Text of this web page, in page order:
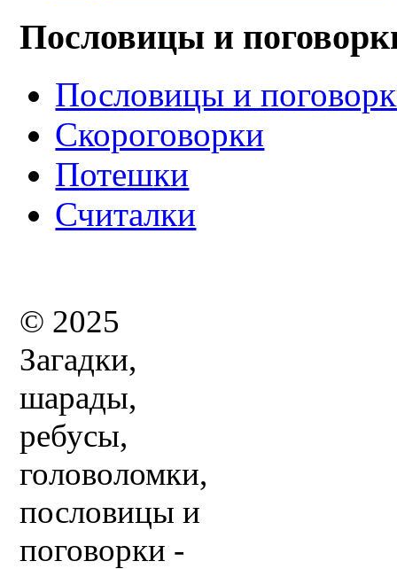
Пословицы и
Пословицы и
Скороговорки
Потешки
Считалки
© 2025
Загадки,
шарады,
ребусы,
головоломки,
пословицы и
поговорки -